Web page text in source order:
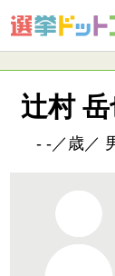
辻村
- -／歳／